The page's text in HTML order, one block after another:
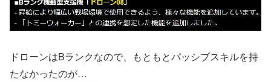
ドローンはBランクなので、もともとパッシブスキルを持
たなかったのが…